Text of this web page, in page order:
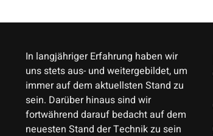
In langjähriger Erfahrung haben wir
uns stets aus- und weitergebildet, um
immer auf dem aktuellsten Stand zu
sein. Darüber hinaus sind wir
fortwährend darauf bedacht auf dem
neuesten Stand der Technik zu sein